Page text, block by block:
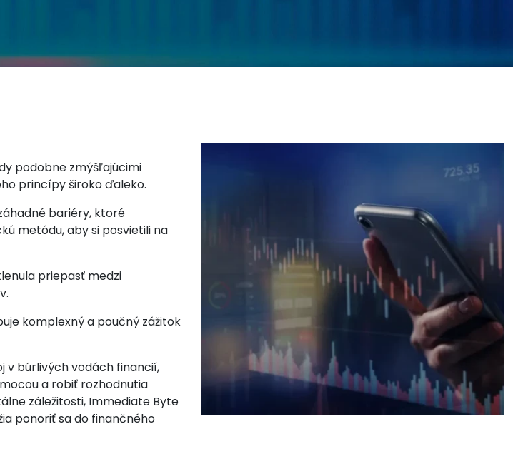
podobne zmýšľajúcimi
princípy široko ďaleko.
bariéry, ktoré
metódu, aby si posvietili na
priepasť medzi
komplexný a poučný zážitok
v búrlivých vodách financií,
a robiť rozhodnutia
záležitosti, Immediate Byte
ponoriť sa do finančného